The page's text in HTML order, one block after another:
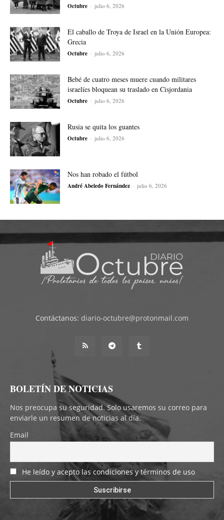
Octubre - julio 6, 2026
El caballo de Troya de Israel en la Unión Europea:
Grecia
Octubre - julio 6, 2026
Bebé de cuatro meses muere cuando militares
israelíes bloquean su traslado en Cisjordania
Octubre - julio 6, 2026
Rusia se quita los guantes
Octubre - julio 6, 2026
Nos han robado el fútbol
André Abeledo Fernández - julio 6, 2026
Contáctanos: diario-octubre@protonmail.com
BOLETÍN DE NOTICIAS
Nos preocupa su seguridad. Solo usaremos su correo para
enviarle un resumen de noticias al día.
Email
He leído y acepto las condiciones y términos de uso